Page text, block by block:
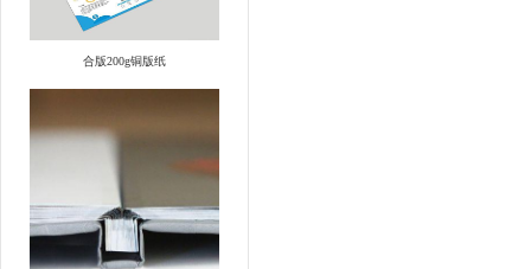
合版200g铜版纸